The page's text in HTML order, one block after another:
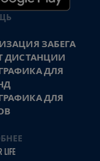
ЗАБЕГА
ДИСТАНЦИИ
ДЛЯ
ДЛЯ
LIFE